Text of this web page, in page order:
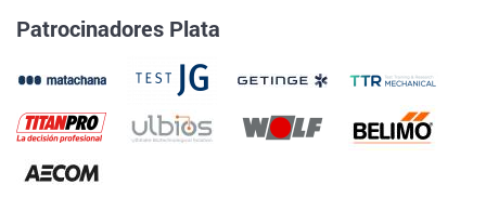
Patrocinadores Plata